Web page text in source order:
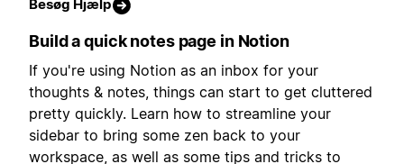
Besøg Hjælp
Build a quick notes page in Notion
If you're using Notion as an inbox for your
thoughts & notes, things can start to get cluttered
pretty quickly. Learn how to streamline your
sidebar to bring some zen back to your
workspace, as well as some tips and tricks to